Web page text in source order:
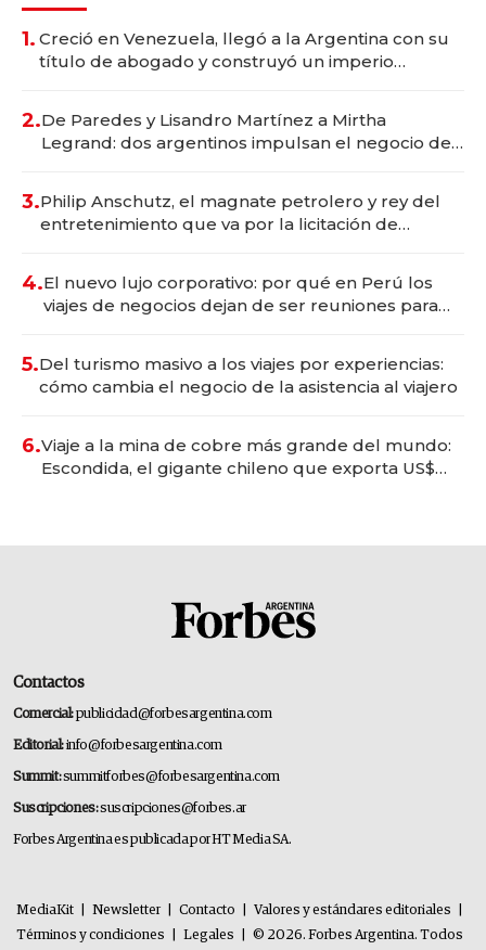
1. Creció en Venezuela, llegó a la Argentina con su
título de abogado y construyó un imperio
2.De Paredes y Lisandro Martínez a Mirtha
Legrand: dos argentinos impulsan el negocio del
3.Philip Anschutz, el magnate petrolero y rey del
entretenimiento que va por la licitación de
4.El nuevo lujo corporativo: por qué en Perú los
viajes de negocios dejan de ser reuniones para
5.Del turismo masivo a los viajes por experiencias:
cómo cambia el negocio de la asistencia al viajero
6.Viaje a la mina de cobre más grande del mundo:
Escondida, el gigante chileno que exporta US$
Contactos
Comercial:publicidad@forbesargentina.com
Editorial:info@forbesargentina.com
Summit:summitforbes@forbesargentina.com
Suscripciones:suscripciones@forbes.ar
Forbes Argentina es publicada por HT Media SA.
MediaKit Newsletter Contacto Valores y estándares editoriales
Términos y condiciones
Legales © 2026. Forbes Argentina. Todos